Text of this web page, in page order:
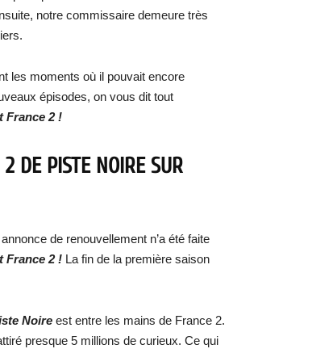
notre commissaire demeure très
les moments où il pouvait encore
épisodes, on vous dit tout
France 2 !
2 DE PISTE NOIRESUR
de renouvellement n’a été faite
France 2 ! La fin de la première saison
Noire est entre les mains de France 2.
presque 5 millions de curieux. Ce qui